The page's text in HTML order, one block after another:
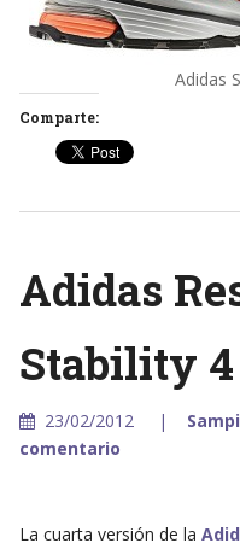
Adidas
Comparte:
Adidas
Stability 4
23/02/2012
comentario
La cuarta versión de la